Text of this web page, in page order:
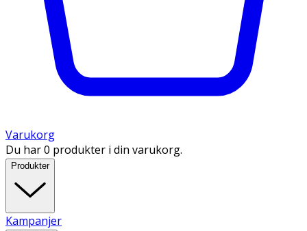
Varukorg
Du har 0 produkter i din varukorg.
Produkter
Kampanjer